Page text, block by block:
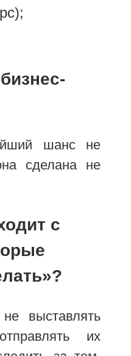
шанс не
сделана не
с
выставлять
их